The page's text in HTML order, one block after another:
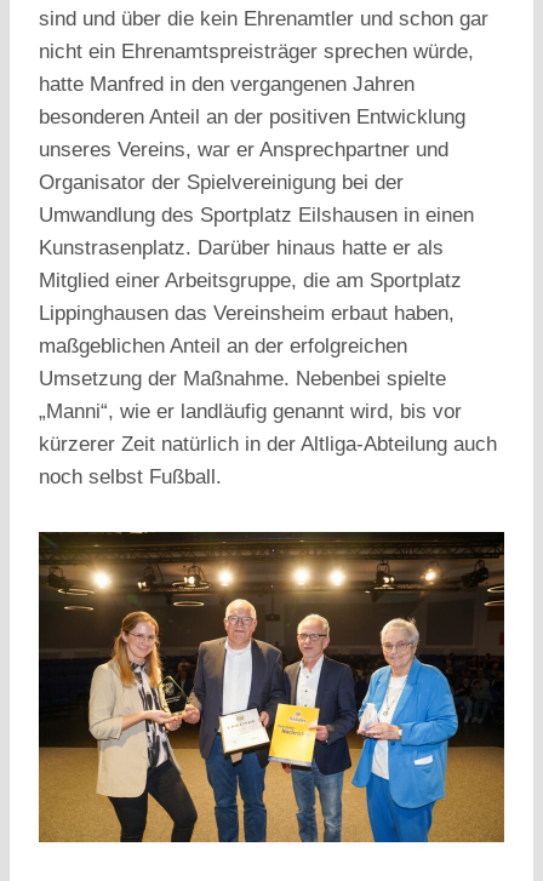
sind und über die kein Ehrenamtler und schon gar
nicht ein Ehrenamtspreisträger sprechen würde,
hatte Manfred in den vergangenen Jahren
besonderen Anteil an der positiven Entwicklung
unseres Vereins, war er Ansprechpartner und
Organisator der Spielvereinigung bei der
Umwandlung des Sportplatz Eilshausen in einen
Kunstrasenplatz. Darüber hinaus hatte er als
Mitglied einer Arbeitsgruppe, die am Sportplatz
Lippinghausen das Vereinsheim erbaut haben,
maßgeblichen Anteil an der erfolgreichen
Umsetzung der Maßnahme. Nebenbei spielte
„Manni“, wie er landläufig genannt wird, bis vor
kürzerer Zeit natürlich in der Altliga-Abteilung auch
noch selbst Fußball.